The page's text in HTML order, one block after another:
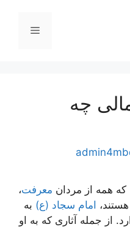
فهرست
چه
که همه از مردان معرفت،
امام سجاد (ع) به
از جمله آثاری که به او